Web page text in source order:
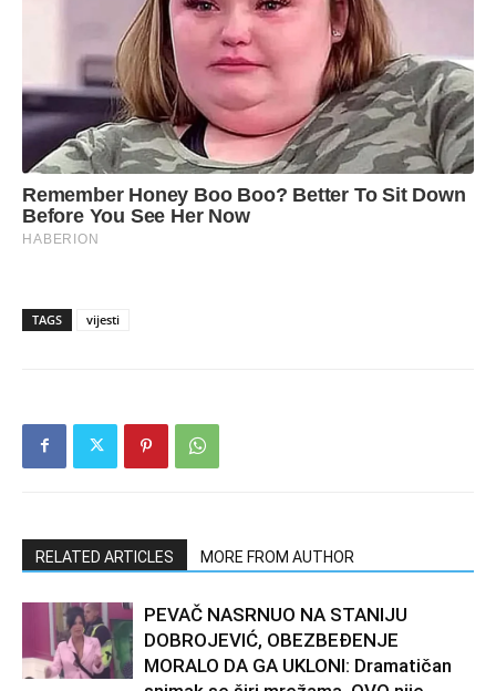
TAGS vijesti
RELATED ARTICLES MORE FROM AUTHOR
PEVAČ NASRNUO NA STANIJU
DOBROJEVIĆ, OBEZBEĐENJE
MORALO DA GA UKLONI: Dramatičan